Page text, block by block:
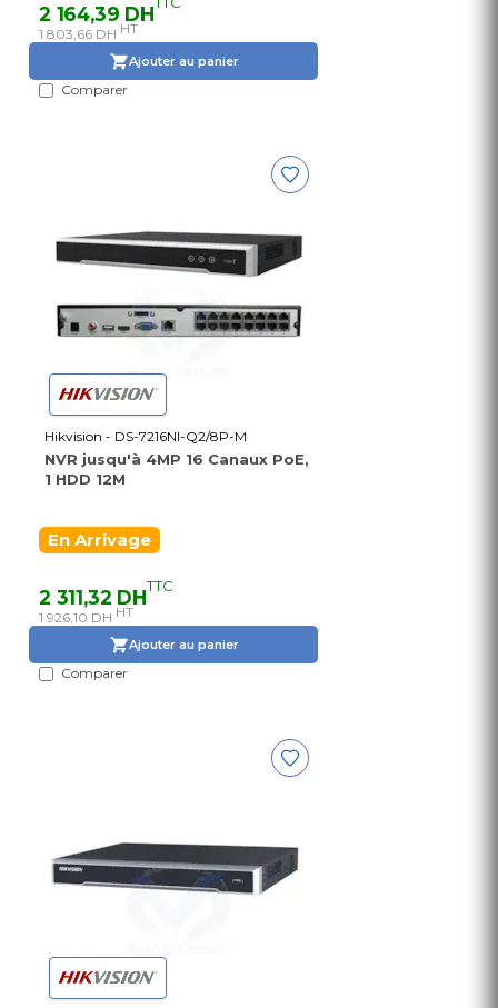
2 164,39 DH
1 803,66 DH HT
Ajouter au panier
Comparer
Hikvision - DS-7216NI-Q2/8P-M
NVR jusqu'à 4MP 16 Canaux PoE,
1 HDD 12M
En Arrivage
2 311,32 DHTTC
1 926,10 DH HT
Ajouter au panier
Comparer